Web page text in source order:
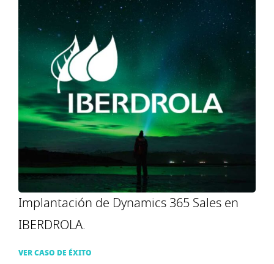
Implantación de Dynamics 365 Sales en
IBERDROLA.
VER CASO DE ÉXITO